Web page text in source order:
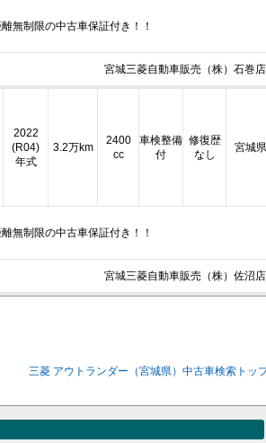
無制限の中古車保証付き！！
宮城三菱自動車販売（株）石巻店
2022
(R04)
年式
3.2万km
2400
cc
車検整備
付
修復歴
なし
宮城県
無制限の中古車保証付き！！
宮城三菱自動車販売（株）佐沼店
三菱 アウトランダー（宮城県）中古車検索トッ